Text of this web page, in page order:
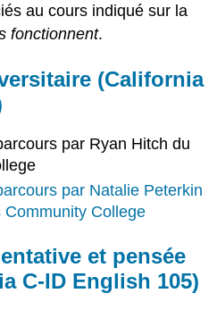
au cours indiqué sur la
fonctionnent.
(California
par Ryan Hitch du
par Natalie Peterkin
College
et pensée
C-ID English 105)